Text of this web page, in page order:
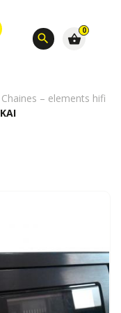
search
0
shopping_basket
Chaines – elements hifi